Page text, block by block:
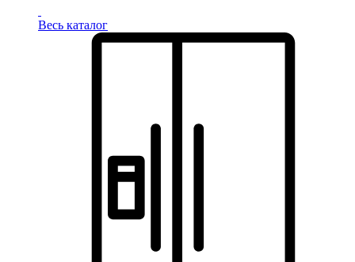
Весь каталог